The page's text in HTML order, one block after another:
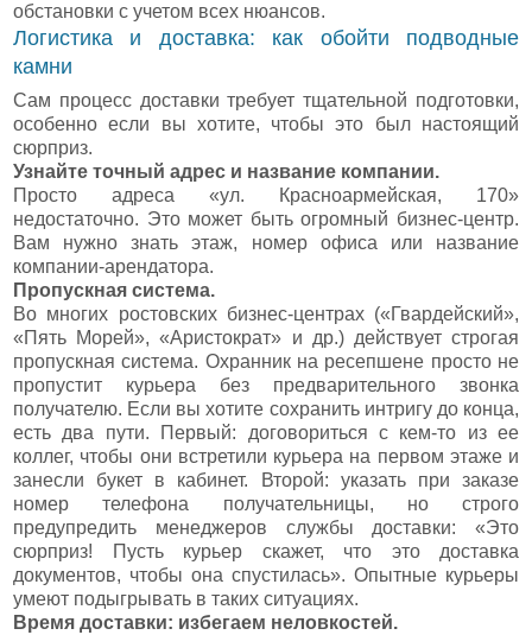
обстановки с учетом всех нюансов.
Логистика и доставка: как обойти подводные
камни
Сам процесс доставки требует тщательной подготовки,
особенно если вы хотите, чтобы это был настоящий
сюрприз.
Узнайте точный адрес и название компании.
Просто адреса «ул. Красноармейская, 170»
недостаточно. Это может быть огромный бизнес-центр.
Вам нужно знать этаж, номер офиса или название
компании-арендатора.
Пропускная система.
Во многих ростовских бизнес-центрах («Гвардейский»,
«Пять Морей», «Аристократ» и др.) действует строгая
пропускная система. Охранник на ресепшене просто не
пропустит курьера без предварительного звонка
получателю. Если вы хотите сохранить интригу до конца,
есть два пути. Первый: договориться с кем-то из ее
коллег, чтобы они встретили курьера на первом этаже и
занесли букет в кабинет. Второй: указать при заказе
номер телефона получательницы, но строго
предупредить менеджеров службы доставки: «Это
сюрприз! Пусть курьер скажет, что это доставка
документов, чтобы она спустилась». Опытные курьеры
умеют подыгрывать в таких ситуациях.
Время доставки: избегаем неловкостей.